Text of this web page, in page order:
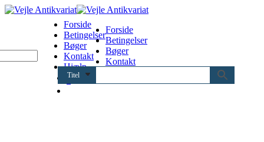
Titel
Forside
Betingelser
Bøger
Kontakt
Hjælp
Forside
Betingelser
Bøger
Kontakt